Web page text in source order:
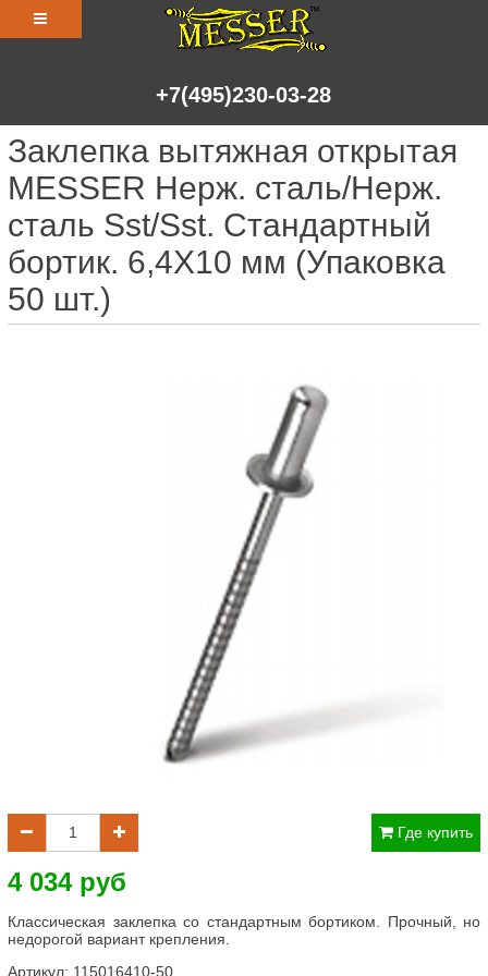
+7(495)230-03-28
Заклепка вытяжная открытая
MESSER Нерж. сталь/Нерж.
сталь Sst/Sst. Стандартный
бортик. 6,4Х10 мм (Упаковка
50 шт.)
Где купить
4 034 руб
Классическая заклепка со стандартным бортиком. Прочный, но
недорогой вариант крепления.
Артикул: 115016410-50